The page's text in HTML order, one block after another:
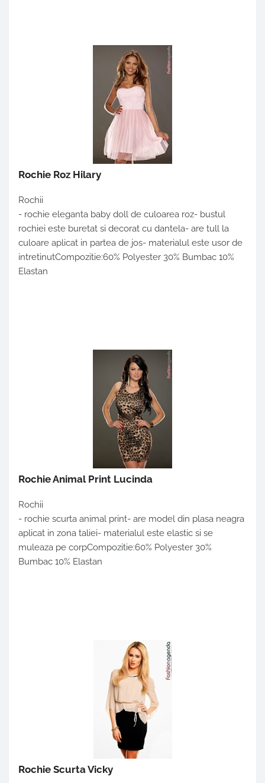
Rochie Roz Hilary
Rochii
- rochie eleganta baby doll de culoarea roz- bustul
rochiei este buretat si decorat cu dantela- are tull la
culoare aplicat in partea de jos- materialul este usor de
intretinutCompozitie:60% Polyester 30% Bumbac 10%
Elastan
Rochie Animal Print Lucinda
Rochii
- rochie scurta animal print- are model din plasa neagra
aplicat in zona taliei- materialul este elastic si se
muleaza pe corpCompozitie:60% Polyester 30%
Bumbac 10% Elastan
Rochie Scurta Vicky